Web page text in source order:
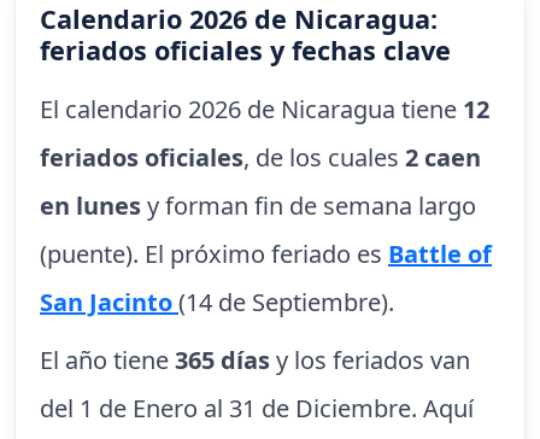
Calendario 2026 de Nicaragua:
feriados oficiales y fechas clave
El calendario 2026 de Nicaragua tiene 12
feriados oficiales, de los cuales 2 caen
en lunesy forman fin de semana largo
(puente). El próximo feriado es Battle of
San Jacinto(14 de Septiembre).
El año tiene365 díasy los feriados van
del 1 de Enero al 31 de Diciembre. Aquí